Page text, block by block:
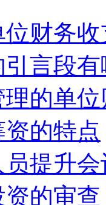
财务
言段
的单
的特点
提升
的审查